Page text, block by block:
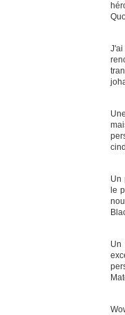
Un
le
Un